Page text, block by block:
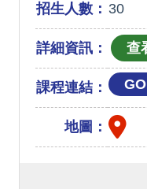
招生人數： 30
詳細資訊：
課程連結： GO
地圖：